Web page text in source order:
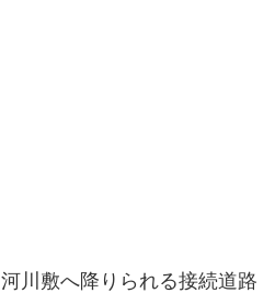
川敷へ降りられる接続道路